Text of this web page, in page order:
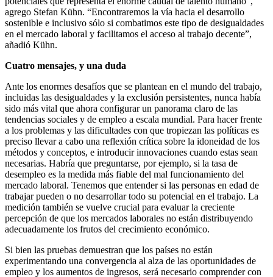
agrego Stefan Kühn. “Encontraremos la vía hacia el desarrollo
sostenible e inclusivo sólo si combatimos este tipo de desigualdades
en el mercado laboral y facilitamos el acceso al trabajo decente”,
añadió Kühn.
Cuatro mensajes, y una duda
Ante los enormes desafíos que se plantean en el mundo del trabajo,
incluidas las desigualdades y la exclusión persistentes, nunca había
sido más vital que ahora configurar un panorama claro de las
tendencias sociales y de empleo a escala mundial. Para hacer frente
a los problemas y las dificultades con que tropiezan las políticas es
preciso llevar a cabo una reflexión crítica sobre la idoneidad de los
métodos y conceptos, e introducir innovaciones cuando estas sean
necesarias. Habría que preguntarse, por ejemplo, si la tasa de
desempleo es la medida más fiable del mal funcionamiento del
mercado laboral. Tenemos que entender si las personas en edad de
trabajar pueden o no desarrollar todo su potencial en el trabajo. La
medición también se vuelve crucial para evaluar la creciente
percepción de que los mercados laborales no están distribuyendo
adecuadamente los frutos del crecimiento económico.
Si bien las pruebas demuestran que los países no están
experimentando una convergencia al alza de las oportunidades de
empleo y los aumentos de ingresos, será necesario comprender con